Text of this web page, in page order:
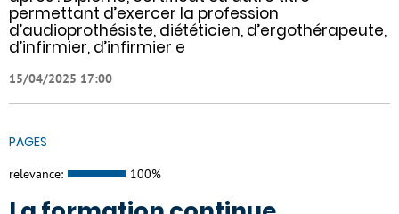
permettant d’exercer la profession
d’audioprothésiste, diététicien, d’ergothérapeute,
d’infirmier, d’infirmier e
15/04/2025 17:00
PAGES
relevance: 100%